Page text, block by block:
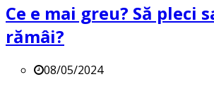
Ce e mai greu? Să pleci
rămâi?
08/05/2024